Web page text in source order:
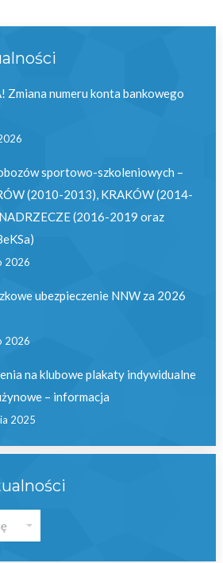
Zmiana numeru konta bankowego
sportowo-szkoleniowych –
(2010-2013), KRAKÓW (2014-
(2016-2019 oraz
2026
ubezpieczenie NNW za 2026
2026
na klubowe plakaty indywidualne
– informacja
2025